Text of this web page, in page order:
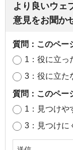
より良いウェ
意見をお聞か
質問：このペー
1：役に立っ
3：役に立た
質問：このペー
1：見つけや
3：見つけに